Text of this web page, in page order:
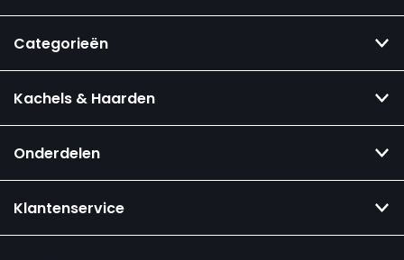
Categorieën
Kachels & Haarden
Onderdelen
Klantenservice